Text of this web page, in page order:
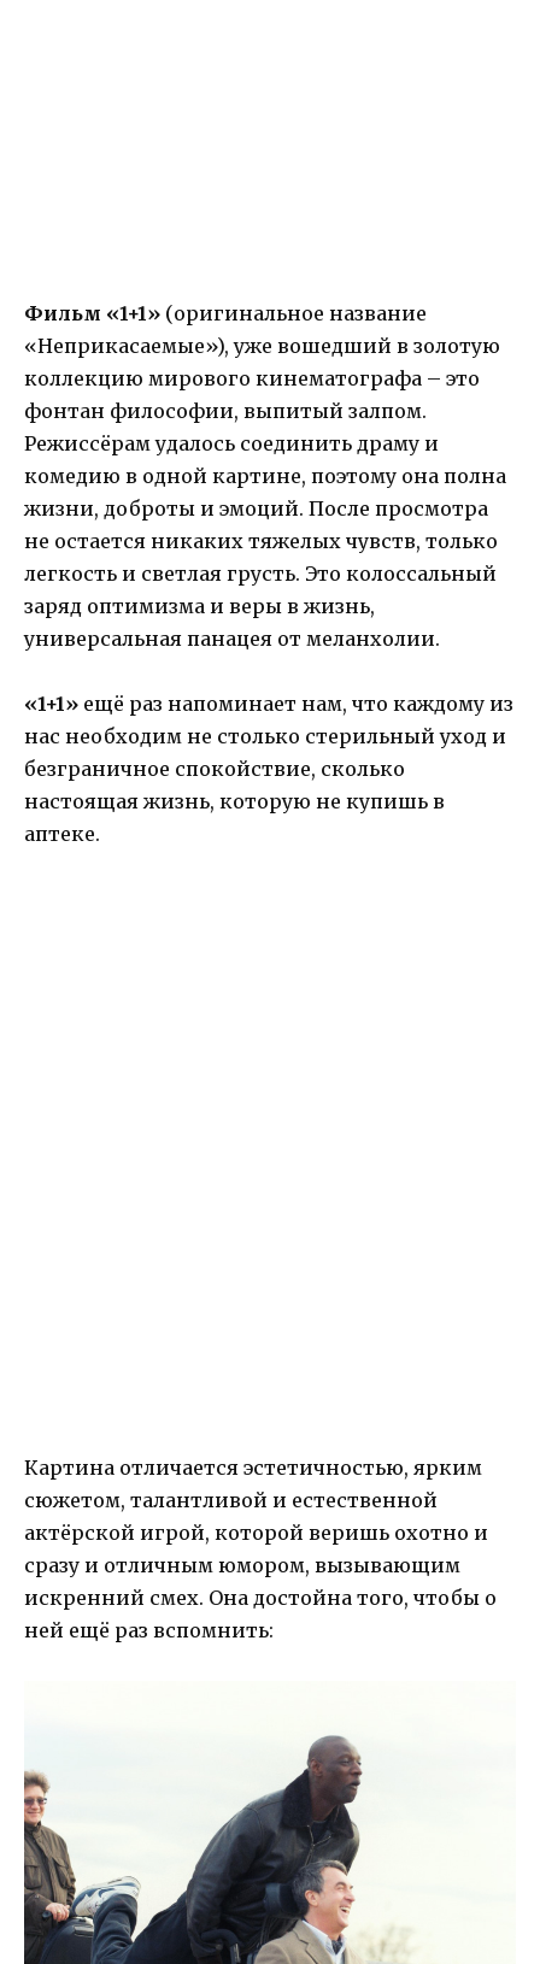
Фильм «1+1» (оригинальное название
«Неприкасаемые»), уже вошедший в золотую
коллекцию мирового кинематографа – это
фонтан философии, выпитый залпом.
Режиссёрам удалось соединить драму и
комедию в одной картине, поэтому она полна
жизни, доброты и эмоций. После просмотра
не остается никаких тяжелых чувств, только
легкость и светлая грусть. Это колоссальный
заряд оптимизма и веры в жизнь,
универсальная панацея от меланхолии.
«1+1» ещё раз напоминает нам, что каждому из
нас необходим не столько стерильный уход и
безграничное спокойствие, сколько
настоящая жизнь, которую не купишь в
аптеке.
Картина отличается эстетичностью, ярким
сюжетом, талантливой и естественной
актёрской игрой, которой веришь охотно и
сразу и отличным юмором, вызывающим
искренний смех. Она достойна того, чтобы о
ней ещё раз вспомнить: